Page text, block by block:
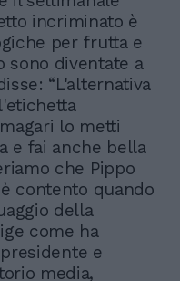
incriminato è
per frutta e
sono diventate a
“L'alternativa
lo metti
e fai anche bella
che Pippo
è contento quando
della
come ha
e
media,